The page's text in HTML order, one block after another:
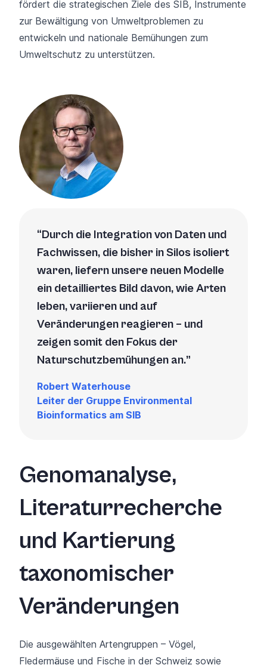
fördert die strategischen Ziele des SIB, Instrumente
zur Bewältigung von Umweltproblemen zu
entwickeln und nationale Bemühungen zum
Umweltschutz zu unterstützen.
Durch die Integration von Daten und
Fachwissen, die bisher in Silos isoliert
waren, liefern unsere neuen Modelle
ein detailliertes Bild davon, wie Arten
leben, variieren und auf
Veränderungen reagieren – und
zeigen somit den Fokus der
Naturschutzbemühungen an.
Robert Waterhouse
Leiter der Gruppe Environmental
Bioinformatics am SIB
Genomanalyse,
Literaturrecherche
und Kartierung
taxonomischer
Veränderungen
Die ausgewählten Artengruppen – Vögel,
Fledermäuse und Fische in der Schweiz sowie